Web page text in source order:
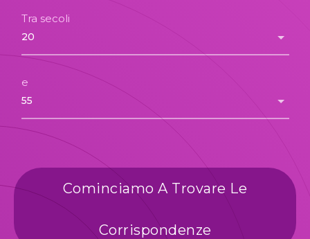
Tra secoli
e
Cominciamo A Trovare Le
Corrispondenze